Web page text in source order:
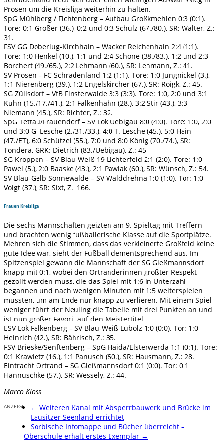
Prösen um die Kreisliga weiterhin zu halten.
SpG Mühlberg / Fichtenberg – Aufbau Großkmehlen 0:3 (0:1).
Tore: 0:1 Großer (36.), 0:2 und 0:3 Schulz (67./80.), SR: Walter, Z.:
31.
FSV GG Doberlug-Kirchhain – Wacker Reichenhain 2:4 (1:1).
Tore: 1:0 Henkel (10.), 1:1 und 2:4 Schöne (38./83.), 1:2 und 2:3
Borchert (49./65.), 2:2 Lehmann (60.), SR: Lehmann, Z.: 41.
SV Prösen – FC Schradenland 1:2 (1:1). Tore: 1:0 Jungnickel (3.),
1:1 Nierenberg (39.), 1:2 Engelskircher (67.), SR: Roigk, Z.: 45.
SG Züllsdorf – VfB Finsterwalde 3:3 (3:3). Tore: 1:0, 2:0 und 3:1
Kühn (15./17./41.), 2:1 Falkenhahn (28.), 3:2 Stir (43.), 3:3
Niemann (45.), SR: Richter, Z.: 32.
SpG Tettau/Frauendorf – SV Lok Uebigau 8:0 (4:0). Tore: 1:0, 2:0
und 3:0 G. Lesche (2./31./33.), 4:0 T. Lesche (45.), 5:0 Hain
(47./ET), 6:0 Schützel (55.), 7:0 und 8:0 König (70./74.), SR:
Tondera, GRK: Dietrich (83./Uebigau), Z.: 45.
SG Kroppen – SV Blau-Weiß 19 Lichterfeld 2:1 (2:0). Tore: 1:0
Pawel (5.), 2:0 Baaske (43.), 2:1 Pawlak (60.), SR: Wünsch, Z.: 54.
SV Blau-Gelb Sonnewalde – SV Walddrehna 1:0 (1:0). Tor: 1:0
Voigt (37.), SR: Sixt, Z.: 166.
Frauen Kreisliga
Die sechs Mannschaften geizten am 9. Spieltag mit Treffern
und brachten wenig fußballerische Klasse auf die Sportplätze.
Mehren sich die Stimmen, dass das verkleinerte Großfeld keine
gute Idee war, sieht der Fußball dementsprechend aus. Im
Spitzenspiel gewann die Mannschaft der SG Gießmannsdorf
knapp mit 0:1, wobei den Ortranderinnen größter Respekt
gezollt werden muss, die das Spiel mit 1:6 in Unterzahl
begannen und nach wenigen Minuten mit 1:5 weiterspielen
mussten, um am Ende nur knapp zu verlieren. Mit einem Spiel
weniger führt der Neuling die Tabelle mit drei Punkten an und
ist nun großer Favorit auf den Meistertitel.
ESV Lok Falkenberg – SV Blau-Weiß Lubolz 1:0 (0:0). Tor: 1:0
Heinrich (42.), SR: Bährisch, Z.: 35.
FSV Brieske/Senftenberg – SpG Haida/Elsterwerda 1:1 (0:1). Tore:
0:1 Krawietz (16.), 1:1 Panusch (50.), SR: Hausmann, Z.: 28.
Eintracht Ortrand – SG Gießmannsdorf 0:1 (0:0). Tor: 0:1
Hannuschke (57.), SR: Wessely, Z.: 44.
Marco Kloss
ANZEIGE ← Weiteren Kanal mit Absperrbauwerk und Brücke im
Lausitzer Seenland errichtet
Sorbische Infomappe und Bücher überreicht –
Oberschule erhält erstes Exemplar →